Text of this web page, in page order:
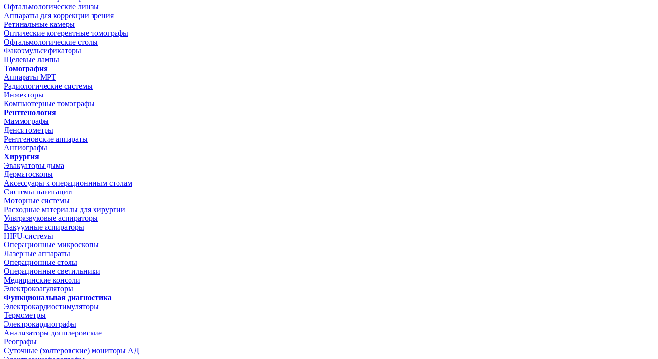
Офтальмологические линзы
Аппараты для коррекции зрения
Ретинальные камеры
Оптические когерентные томографы
Офтальмологические столы
Факоэмульсификаторы
Щелевые лампы
Томография
Аппараты МРТ
Радиологические системы
Инжекторы
Компьютерные томографы
Рентгенология
Маммографы
Денситометры
Рентгеновские аппараты
Ангиографы
Хирургия
Эвакуаторы дыма
Дерматоскопы
Аксессуары к операционнным столам
Системы навигации
Моторные системы
Расходные материалы для хирургии
Ультразвуковые аспираторы
Вакуумные аспираторы
HIFU-системы
Операционные микроскопы
Лазерные аппараты
Операционные столы
Операционные светильники
Медицинские консоли
Электрокоагуляторы
Функциональная диагностика
Электрокардиостимуляторы
Термометры
Электрокардиографы
Анализаторы допплеровские
Реографы
Суточные (холтеровские) мониторы АД